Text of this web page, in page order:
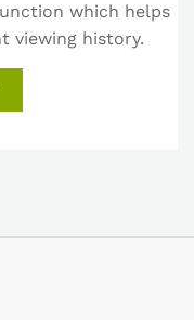
which helps
viewing history.